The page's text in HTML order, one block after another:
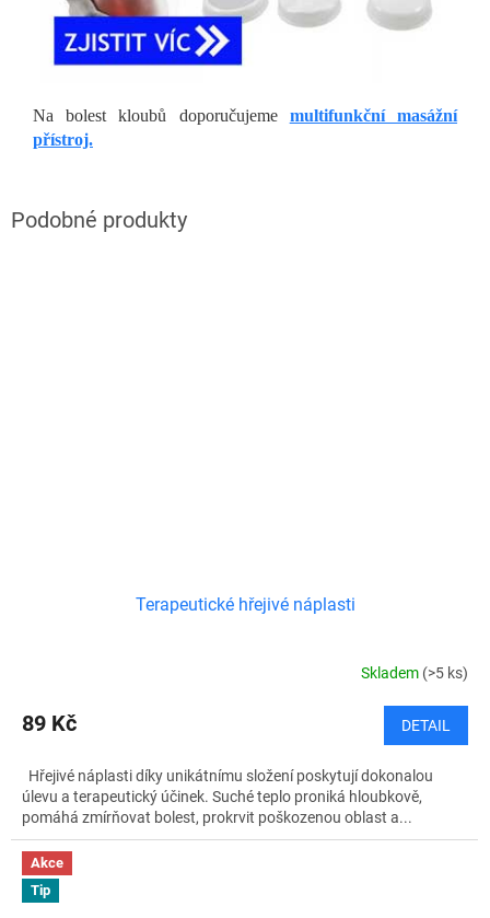
Na bolest kloubů doporučujeme multifunkční masážní
přístroj.
Terapeutické hřejivé náplasti
Skladem (>5 ks)
89 Kč DETAIL
Hřejivé náplasti díky unikátnímu složení poskytují dokonalou
úlevu a terapeutický účinek. Suché teplo proniká hloubkově,
pomáhá zmírňovat bolest, prokrvit poškozenou oblast a...
Akce
Tip